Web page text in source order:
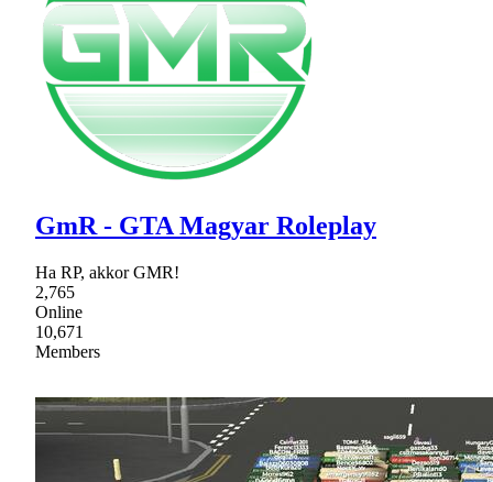
GmR - GTA Magyar Roleplay
Ha RP, akkor GMR!
2,765
Online
10,671
Members